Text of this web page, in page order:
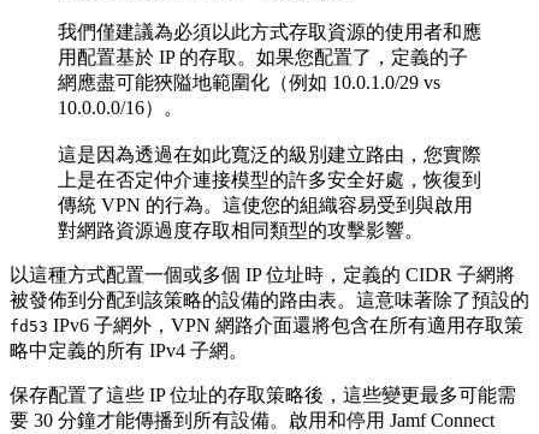
我們僅建議為必須以此方式存取資源的使用者和應
用配置基於 IP 的存取。如果您配置了，定義的子
網應盡可能狹隘地範圍化（例如 10.0.1.0/29 vs
10.0.0.0/16）。
這是因為透過在如此寬泛的級別建立路由，您實際
上是在否定仲介連接模型的許多安全好處，恢復到
傳統 VPN 的行為。這使您的組織容易受到與啟用
對網路資源過度存取相同類型的攻擊影響。
以這種方式配置一個或多個 IP 位址時，定義的 CIDR 子網將
被發佈到分配到該策略的設備的路由表。這意味著除了預設的
fd53 IPv6 子網外，VPN 網路介面還將包含在所有適用存取策
略中定義的所有 IPv4 子網。
保存配置了這些 IP 位址的存取策略後，這些變更最多可能需
要 30 分鐘才能傳播到所有設備。啟用和停用 Jamf Connect